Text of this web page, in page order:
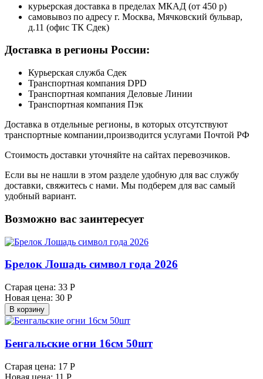
курьерская доставка в пределах МКАД (от 450 р)
самовывоз по адресу г. Москва, Мячковский бульвар,
д.11 (офис ТК Сдек)
Доставка в регионы России:
Курьерская служба Сдек
Транспортная компания DPD
Транспортная компания Деловые Линии
Транспортная компания Пэк
Доставка в отдельные регионы, в которых отсутствуют
транспортные компании,производится услугами Почтой РФ
Стоимость доставки уточняйте на сайтах перевозчиков.
Если вы не нашли в этом разделе удобную для вас службу
доставки, свяжитесь с нами. Мы подберем для вас самый
удобный вариант.
Возможно вас заинтересует
Брелок Лошадь символ года 2026
Старая цена: 33 Р
Новая цена: 30 Р
В корзину
Бенгальские огни 16см 50шт
Старая цена: 17 Р
Новая цена: 11 Р